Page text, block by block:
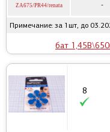
ZA675/PR44/renata -
Примечание: за 1шт, до
бат
8